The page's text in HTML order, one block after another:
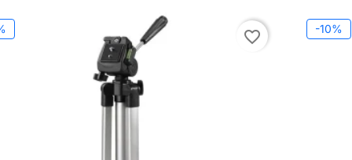
favorite_border -10%